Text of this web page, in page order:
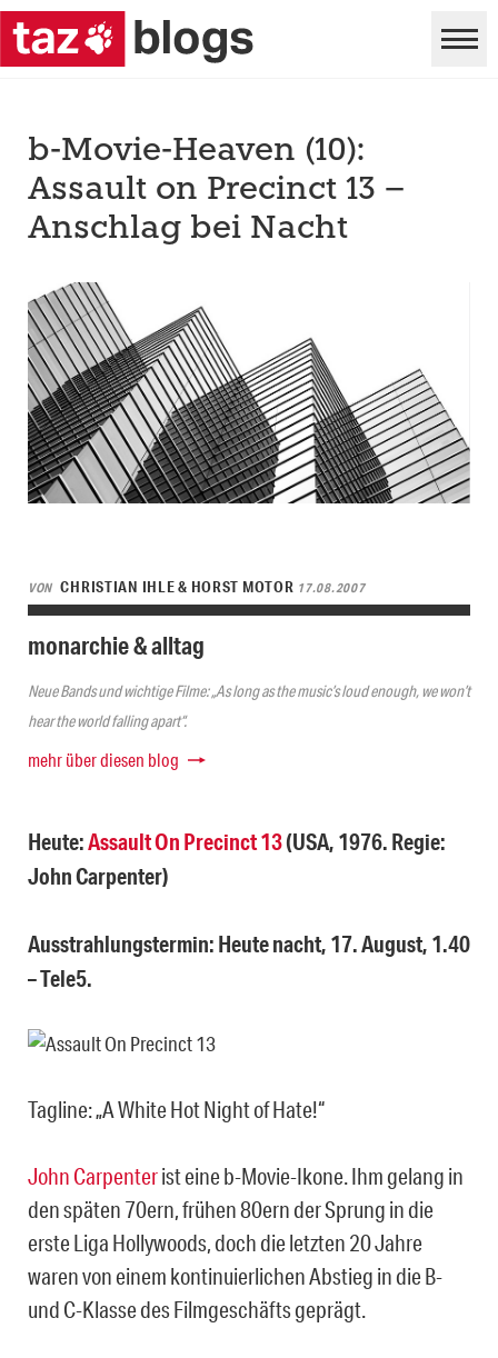
b-Movie-Heaven (10):
Assault on Precinct 13 –
Anschlag bei Nacht
VON CHRISTIAN IHLE & HORST MOTOR 17.08.2007
monarchie & alltag
Neue Bands und wichtige Filme: „As long as the music’s loud enough, we won’t
hear the world falling apart“.
mehr über diesen blog
Heute:Assault On Precinct 13(USA, 1976. Regie:
John Carpenter)
Ausstrahlungstermin: Heute nacht, 17. August, 1.40
– Tele5.
Tagline: „A White Hot Night of Hate!“
John Carpenterist eine b-Movie-Ikone. Ihm gelang in
den späten 70ern, frühen 80ern der Sprung in die
erste Liga Hollywoods, doch die letzten 20 Jahre
waren von einem kontinuierlichen Abstieg in die B-
und C-Klasse des Filmgeschäfts geprägt.